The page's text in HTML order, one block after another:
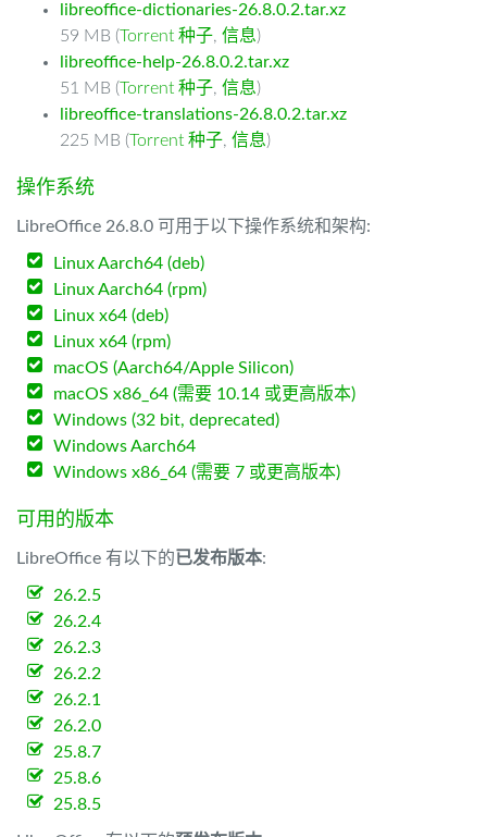
libreoffice-dictionaries-26.8.0.2.tar.xz
59 MB (Torrent 种子, 信息)
libreoffice-help-26.8.0.2.tar.xz
51 MB (Torrent 种子, 信息)
libreoffice-translations-26.8.0.2.tar.xz
225 MB (Torrent 种子, 信息)
操作系统
LibreOffice 26.8.0 可用于以下操作系统和架构:
Linux Aarch64 (deb)
Linux Aarch64 (rpm)
Linux x64 (deb)
Linux x64 (rpm)
macOS (Aarch64/Apple Silicon)
macOS x86_64 (需要 10.14 或更高版本)
Windows (32 bit, deprecated)
Windows Aarch64
Windows x86_64 (需要 7 或更高版本)
可用的版本
LibreOffice 有以下的已发布版本:
26.2.5
26.2.4
26.2.3
26.2.2
26.2.1
26.2.0
25.8.7
25.8.6
25.8.5